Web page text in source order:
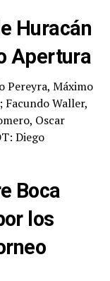
Huracán
Apertura
Pereyra, Máximo
Facundo Waller,
Oscar
Diego
Boca
los